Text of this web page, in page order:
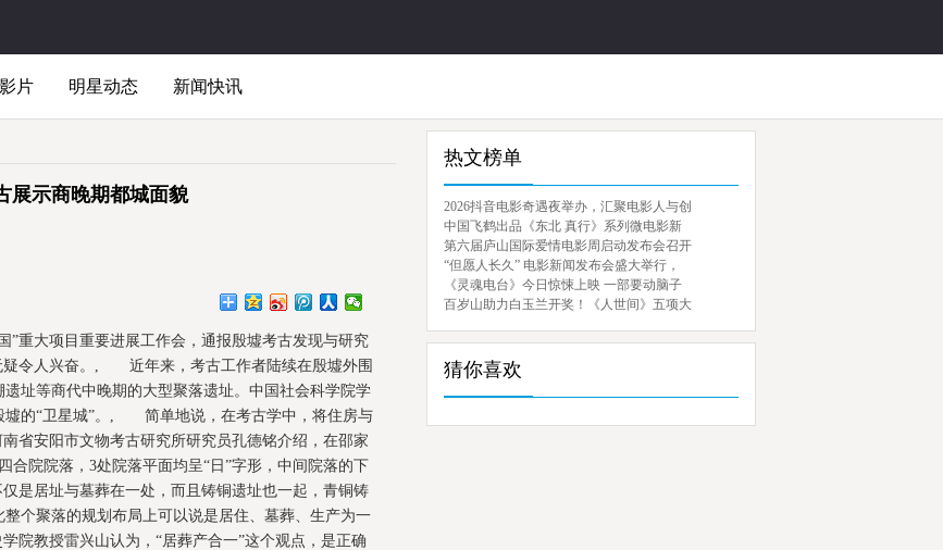
片 明星动态 新闻快讯
展示商晚期都城面貌
重大项目重要进展工作会，通报殷墟考古发现与研究
疑令人兴奋。, 近年来，考古工作者陆续在殷墟外围
址等商代中晚期的大型聚落遗址。中国社会科学院学
墟的“卫星城”。, 简单地说，在考古学中，将住房与
省安阳市文物考古研究所研究员孔德铭介绍，在邵家
合院院落，3处院落平面均呈“日”字形，中间院落的下
是居址与墓葬在一处，而且铸铜遗址也一起，青铜铸
个聚落的规划布局上可以说是居住、墓葬、生产为一
院教授雷兴山认为，“居葬产合一”这个观点，是正确
热文榜单
2026抖音电影奇遇夜举办，汇聚电影人与创
中国飞鹤出品《东北 真行》系列微电影新
第六届庐山国际爱情电影周启动发布会召开
“但愿人长久” 电影新闻发布会盛大举行，
《灵魂电台》今日惊悚上映 一部要动脑子
百岁山助力白玉兰开奖！《人世间》五项大
猜你喜欢